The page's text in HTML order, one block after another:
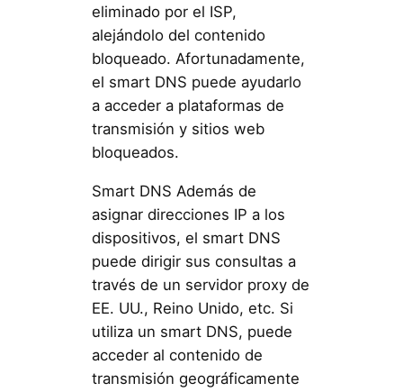
eliminado por el ISP,
alejándolo del contenido
bloqueado. Afortunadamente,
el smart DNS puede ayudarlo
a acceder a plataformas de
transmisión y sitios web
bloqueados.
Smart DNS Además de
asignar direcciones IP a los
dispositivos, el smart DNS
puede dirigir sus consultas a
través de un servidor proxy de
EE. UU., Reino Unido, etc. Si
utiliza un smart DNS, puede
acceder al contenido de
transmisión geográficamente